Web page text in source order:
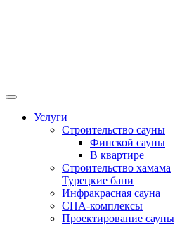
Услуги
Строительство сауны
Финской сауны
В квартире
Строительство хамама
Турецкие бани
Инфракрасная сауна
СПА-комплексы
Проектирование сауны